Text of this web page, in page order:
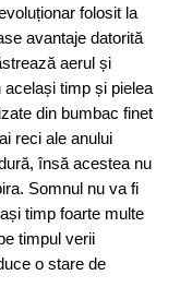
folosit la
avantaje datorită
aerul și
timp și pielea
din bumbac finet
reci ale anului
însă acestea nu
Somnul nu va fi
timp foarte multe
timpul verii
o stare de